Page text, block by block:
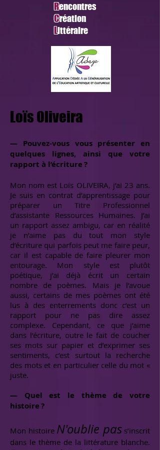
Rencontres
Création
Littéraire
Loïs Oliveira
— Pouvez-vous vous présenter en
quelques lignes, ainsi que votre
rapport à l’écriture ?
Mon nom est Loïs OLIVEIRA, j’ai 23 ans.
Je suis en contrat d’apprentissage pour
préparer un Titre Professionnel
d’assistante Ressources Humaines. J’ai
un rapport assez ambigu, car en réalité
je n’aime pas du tout mon style
d’écriture qui parfois peut me faire peur,
car il est capable de faire pleurer mon
entourage. Mon style est plutôt
poétique, j’ai déjà écrit un certain
nombre de poèmes. Mais je l’avoue
aussi, certains de mes poèmes ont été
lus à des enterrements donc c’est un
rapport pour ne pas dire assez
complexe. Cependant, ce que j’aime
dans l’écriture, outre le fait de coucher
ses mots sur papier et d’exprimer ses
sentiments, c’est surtout la recherche
des mots et en particulier celle du mot «
juste.
— Quel est le thème de votre
histoire ?
Mon histoire N'oublie pas s’inscrit
dans le thème de la littérature blanche.